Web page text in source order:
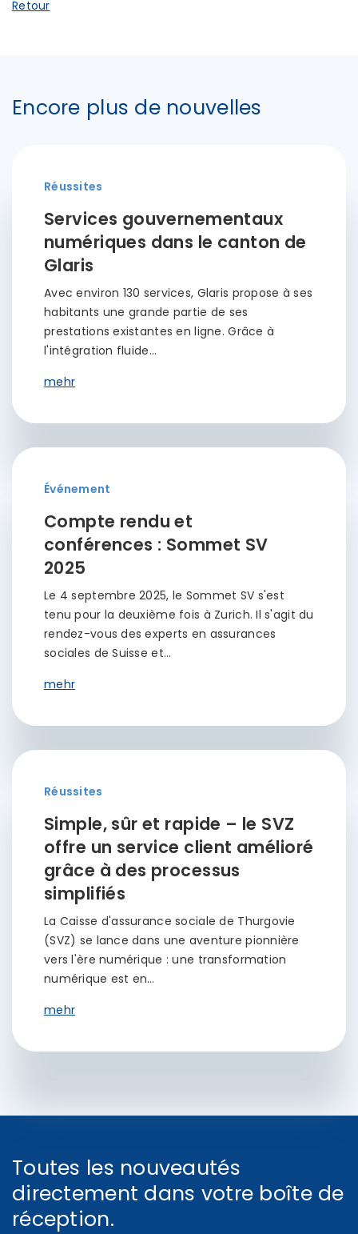
Retour
Encore plus de nouvelles
Réussites
Services gouvernementaux
numériques dans le canton de
Glaris
Avec environ 130 services, Glaris propose à ses
habitants une grande partie de ses
prestations existantes en ligne. Grâce à
l'intégration fluide…
mehr
Événement
Compte rendu et
conférences : Sommet SV
2025
Le 4 septembre 2025, le Sommet SV s'est
tenu pour la deuxième fois à Zurich. Il s'agit du
rendez-vous des experts en assurances
sociales de Suisse et…
mehr
Réussites
Simple, sûr et rapide – le SVZ
offre un service client amélioré
grâce à des processus
simplifiés
La Caisse d'assurance sociale de Thurgovie
(SVZ) se lance dans une aventure pionnière
vers l'ère numérique : une transformation
numérique est en…
mehr
Toutes les nouveautés
directement dans votre boîte de
réception.